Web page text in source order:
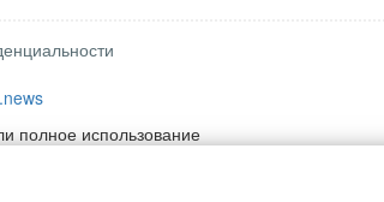
полное использование
адрес материала на